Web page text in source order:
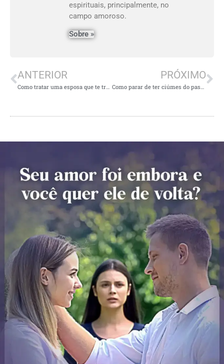
espirituais, principalmente, no
campo amoroso.
Sobre »
ANTERIOR
Como tratar uma esposa que te trata mal?
PRÓXIMO
Como parar de ter ciúmes do passado da minha esposa?